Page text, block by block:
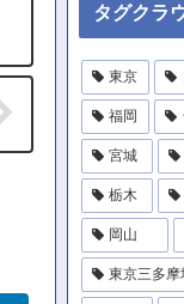
タグクラ
東京
福岡
宮城
栃木
岡山
東京三多摩